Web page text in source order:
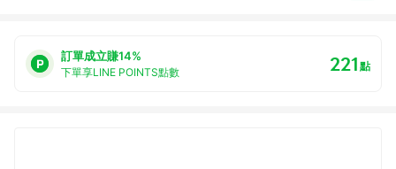
訂單成立賺14%
下單享LINE POINTS點數 221點